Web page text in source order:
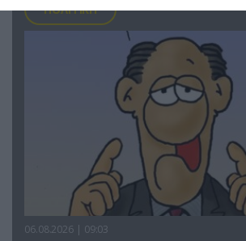
ΠΟΛΙΤΙΚΗ
06.08.2026 | 09:03